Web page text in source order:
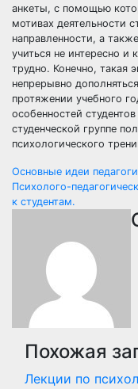
анкеты, с помощью
мотивах деятельности
направленности, а
учиться не интересно и
трудно. Конечно, такая
непрерывно
протяжении учебного
особенностей
студенческой группе
психологического
по
записям
Основные идеи
Психолого-
к студентам.
Похожая
Лекции по